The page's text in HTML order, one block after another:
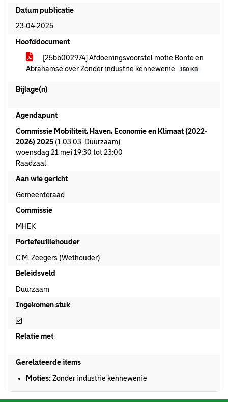
Datum publicatie
23-04-2025
Hoofddocument
[25bb002974] Afdoeningsvoorstel motie Bonte en
Abrahamse over Zonder industrie kennewenie
150 KB
Bijlage(n)
Agendapunt
Commissie Mobiliteit, Haven, Economie en Klimaat (2022-
2026) 2025 (1.03.03. Duurzaam)
woensdag 21 mei 19:30 tot 23:00
Raadzaal
Aan wie gericht
Gemeenteraad
Commissie
MHEK
Portefeuillehouder
C.M. Zeegers (Wethouder)
Beleidsveld
Duurzaam
Ingekomen stuk
Ingekomen stuk
Relatie met
Gerelateerde items
Moties:Zonder industrie kennewenie